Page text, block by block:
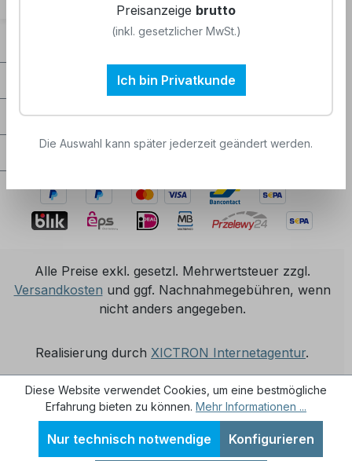
Service / Hilfe
Zertifizierungen / Partnerschaften
Alle Preise exkl. gesetzl. Mehrwertsteuer zzgl.
Versandkosten und ggf. Nachnahmegebühren, wenn
nicht anders angegeben.
Realisierung durch XICTRON Internetagentur.
Diese Website verwendet Cookies, um eine bestmögliche
Erfahrung bieten zu können. Mehr Informationen ...
Nur technisch notwendige Konfigurieren
Preisanzeige brutto
(inkl. gesetzlicher MwSt.)
Ich bin Privatkunde
Die Auswahl kann später jederzeit geändert werden.